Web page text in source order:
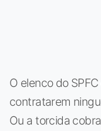
O elenco do
contratarem
Ou a torcida